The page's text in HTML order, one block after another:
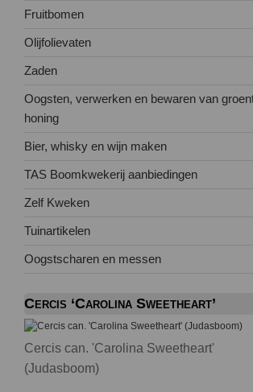
Fruitbomen
Olijfolievaten
Zaden
Oogsten, verwerken en bewaren van
honing
Bier, whisky en wijn maken
TAS Boomkwekerij aanbiedingen
Zelf Kweken
Tuinartikelen
Oogstscharen en messen
Cercis ‘Carolina Sweetheart’
Cercis can. 'Carolina Sweetheart'
(Judasboom)